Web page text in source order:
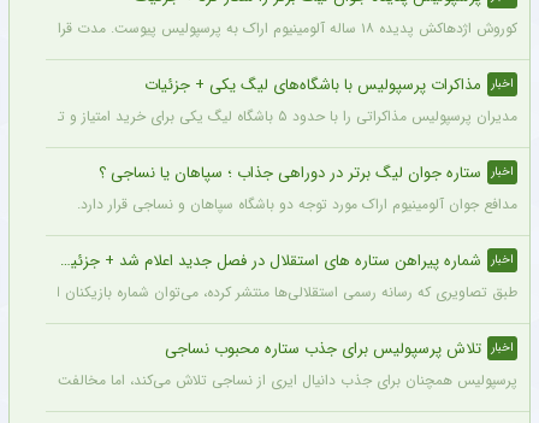
اخبار چرا کاپیتان محبوب استقلال بازی نکرد؟
روزبه چشمی با وجود اینکه مشکلی از بابت مصدومیت ندارد، اما با نظر سرمربی استقلال
اخبار پرسپولیس پدیده جوان لیگ برتر را شکار کرد + جزئیات
کوروش اژدهاکش پدیده ۱۸ ساله آلومینیوم اراک به پرسپولیس پیوست. مدت قرارداد اژدهاکش با پرسپولیس به مدت ۴ سال است.
اخبار مذاکرات پرسپولیس با باشگاه‌های لیگ یکی + جزئیات
مدیران پرسپولیس مذاکراتی را با حدود ۵ باشگاه لیگ یکی برای خرید امتیاز و تشکیل تیم «ب» آغاز کرده‌اند.
اخبار ستاره جوان لیگ برتر در دوراهی جذاب ؛ سپاهان یا نساجی ؟
مدافع جوان آلومینیوم اراک مورد توجه دو باشگاه سپاهان و نساجی قرار دارد.
اخبار شماره پیراهن ستاره های استقلال در فصل جدید اعلام شد + جزئیات